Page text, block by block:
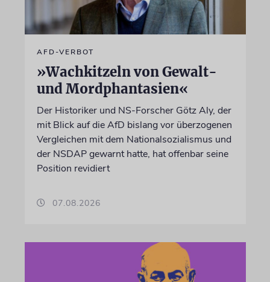
AFD-VERBOT
»Wachkitzeln von Gewalt-
und Mordphantasien«
Der Historiker und NS-Forscher Götz Aly, der
mit Blick auf die AfD bislang vor überzogenen
Vergleichen mit dem Nationalsozialismus und
der NSDAP gewarnt hatte, hat offenbar seine
Position revidiert
07.08.2026